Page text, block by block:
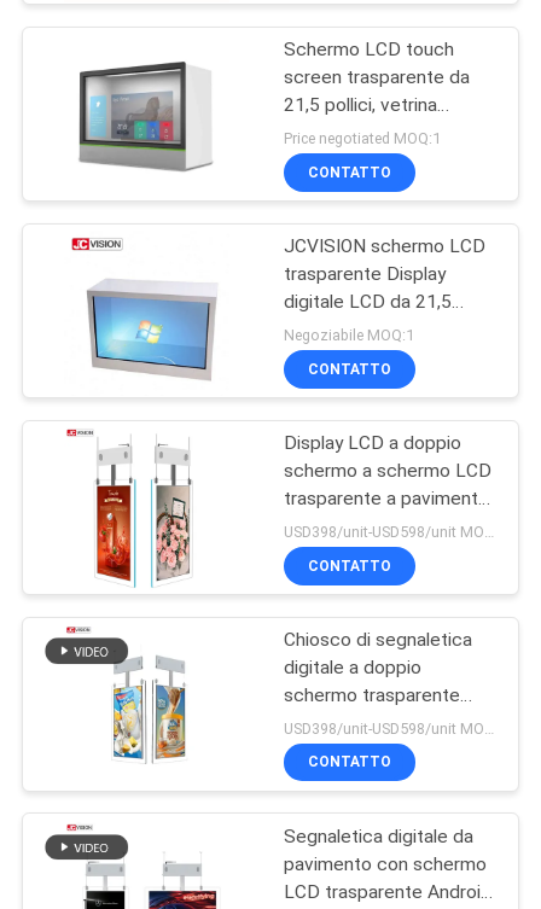
CHIEDI UN
PREVENTIVO
MAPPA
SITO
POLITICA
SULLA
PRIVACY
Schermo LCD touch
screen trasparente da
21,5 pollici, vetrina
pubblicitaria trasparente
Price negotiated MOQ:1
CONTATTO
JCVISION schermo LCD
trasparente Display
digitale LCD da 21,5
pollici
Negoziabile MOQ:1
CONTATTO
Display LCD a doppio
schermo a schermo LCD
trasparente a pavimento
a segnale digitale
CONTATTO
Chiosco di segnaletica
digitale a doppio
schermo trasparente
LCD
CONTATTO
Segnaletica digitale da
pavimento con schermo
LCD trasparente Android